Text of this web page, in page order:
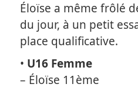
Éloïse a même frôlé
du jour, à un petit
place qualificative.
• U16 Femme
– Éloïse 11ème